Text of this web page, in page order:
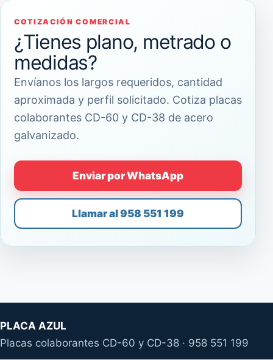
COTIZACIÓN COMERCIAL
¿Tienes plano, metrado o
medidas?
Envíanos los largos requeridos, cantidad
aproximada y perfil solicitado. Cotiza placas
colaborantes CD-60 y CD-38 de acero
galvanizado.
Enviar por WhatsApp
Llamar al 958 551 199
PLACA AZUL
Placas colaborantes CD-60 y CD-38 · 958 551 199